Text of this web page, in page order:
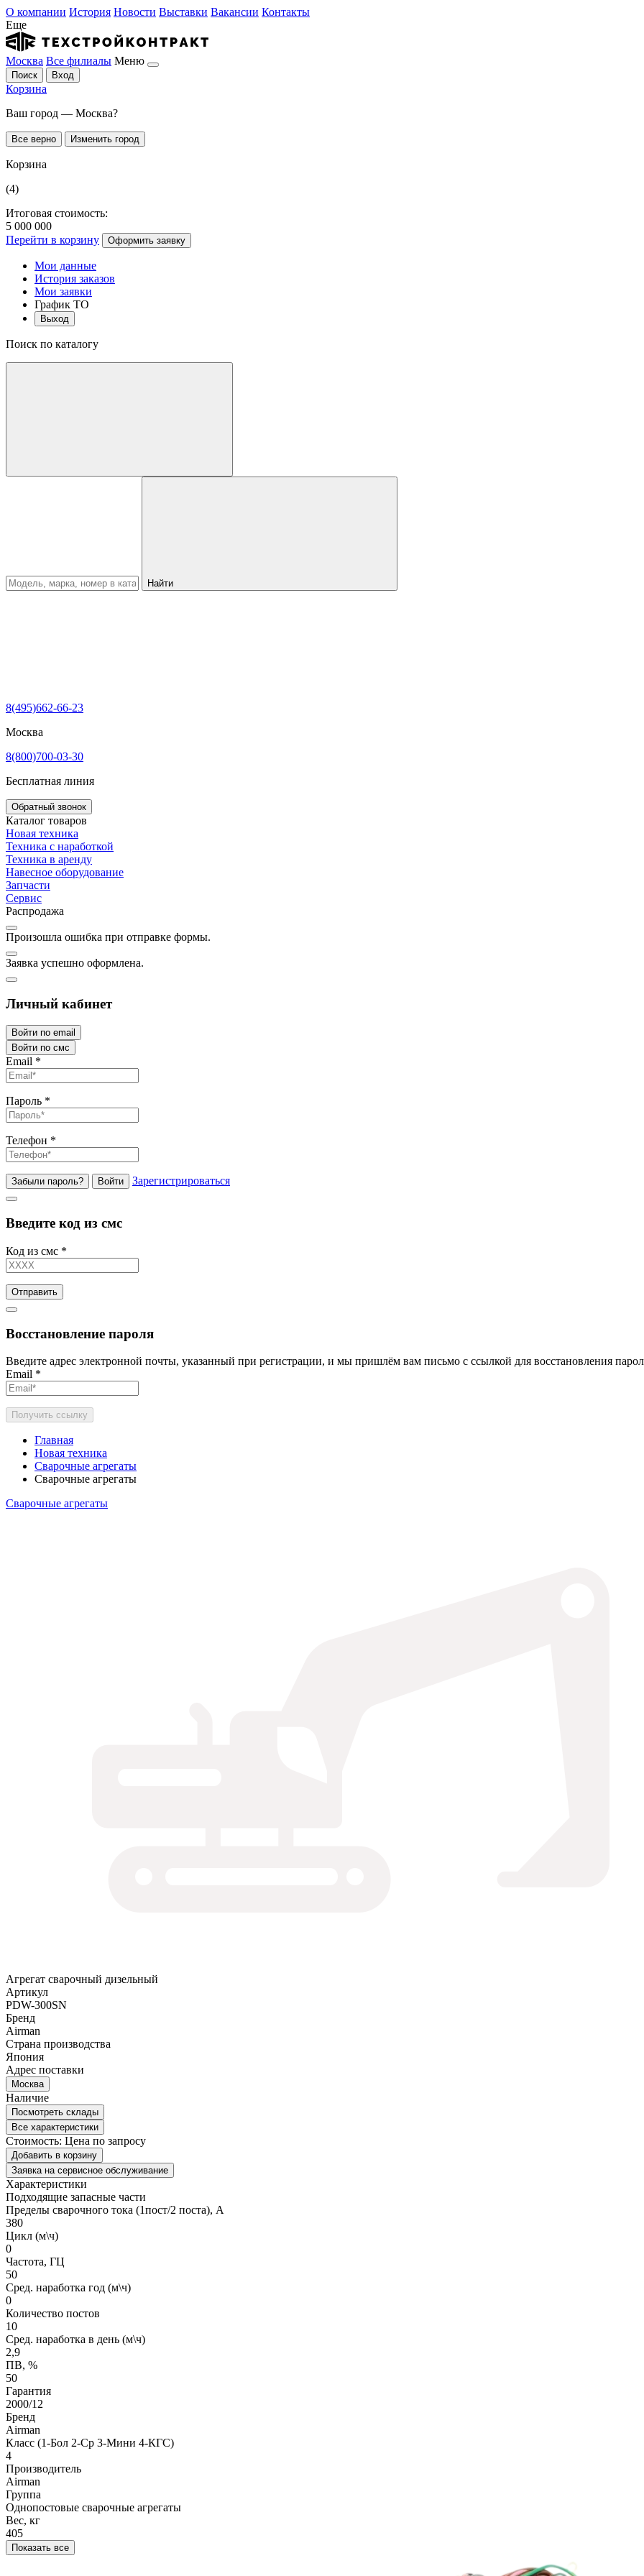
О компании История Новости Выставки Вакансии Контакты
Еще
Москва Все филиалы Меню
Поиск Вход
Корзина
Ваш город — Москва?
Все верно Изменить город
Корзина
(4)
Итоговая стоимость:
5 000 000
Перейти в корзину
Оформить заявку
Мои данные
История заказов
Мои заявки
График ТО
Выход
Поиск по каталогу
Найти
8(495)662-66-23
Москва
8(800)700-03-30
Бесплатная линия
Обратный звонок
Каталог товаров
Новая техника
Техника с наработкой
Техника в аренду
Навесное оборудование
Запчасти
Сервис
Распродажа
Произошла ошибка при отправке формы.
Заявка успешно оформлена.
Личный кабинет
Войти по email
Войти по смс
Email *
Пароль *
Телефон *
Забыли пароль? Войти Зарегистрироваться
Введите код из смс
Код из смс *
Отправить
Восстановление пароля
Введите адрес электронной почты, указанный при регистрации, и мы пришлём вам письмо с ссылкой для восстановления
Email *
Получить ссылку
Главная
Новая техника
Сварочные агрегаты
Сварочные агрегаты
Сварочные агрегаты
Агрегат сварочный дизельный
Артикул
PDW-300SN
Бренд
Airman
Страна производства
Япония
Адрес поставки
Москва
Наличие
Посмотреть склады
Все характеристики
Стоимость: Цена по запросу
Добавить в корзину
Заявка на сервисное обслуживание
Характеристики
Подходящие запасные части
Пределы сварочного тока (1пост/2 поста), А
380
Цикл (м\ч)
0
Частота, ГЦ
50
Сред. наработка год (м\ч)
0
Количество постов
10
Сред. наработка в день (м\ч)
2,9
ПВ, %
50
Гарантия
2000/12
Бренд
Airman
Класс (1-Бол 2-Ср 3-Мини 4-КГС)
4
Производитель
Airman
Группа
Однопостовые сварочные агрегаты
Вес, кг
405
Показать все